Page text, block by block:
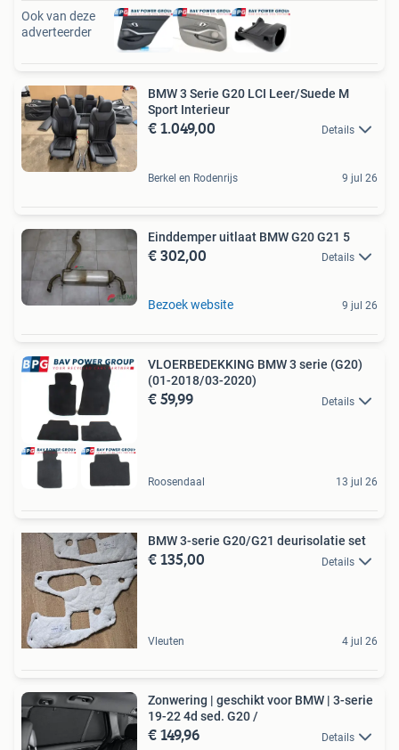
Ook van deze
adverteerder
BMW 3 Serie G20 LCI Leer/Suede M
Sport Interieur
€ 1.049,00 Details
Berkel en Rodenrijs 9 jul 26
Einddemper uitlaat BMW G20 G21 5
€ 302,00 Details
Bezoek website 9 jul 26
VLOERBEDEKKING BMW 3 serie (G20)
(01-2018/03-2020)
€ 59,99 Details
Roosendaal 13 jul 26
BMW 3-serie G20/G21 deurisolatie set
€ 135,00 Details
Vleuten 4 jul 26
Zonwering | geschikt voor BMW | 3-serie
19-22 4d sed. G20 /
€ 149,96 Details